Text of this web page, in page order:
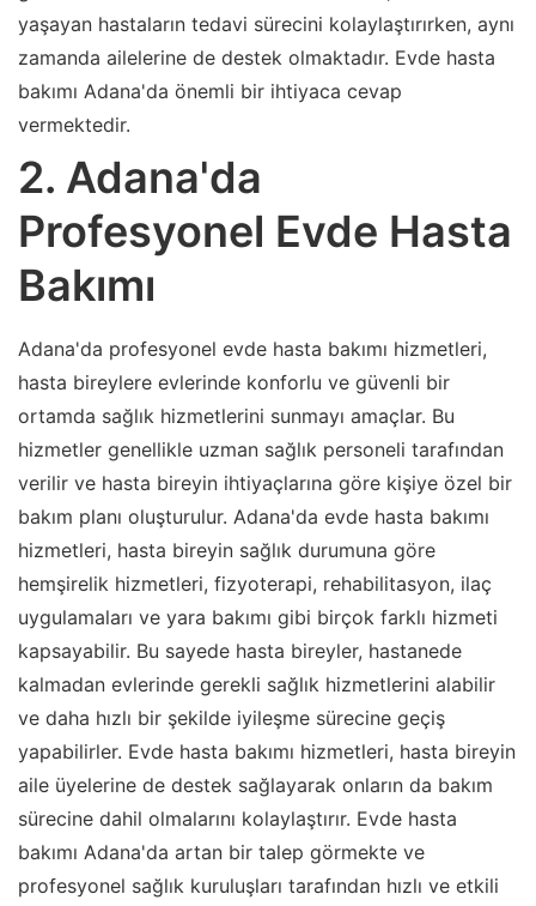
yaşayan hastaların tedavi sürecini kolaylaştırırken, aynı
zamanda ailelerine de destek olmaktadır. Evde hasta
bakımı Adana'da önemli bir ihtiyaca cevap
vermektedir.
2. Adana'da
Profesyonel Evde Hasta
Bakımı
Adana'da profesyonel evde hasta bakımı hizmetleri,
hasta bireylere evlerinde konforlu ve güvenli bir
ortamda sağlık hizmetlerini sunmayı amaçlar. Bu
hizmetler genellikle uzman sağlık personeli tarafından
verilir ve hasta bireyin ihtiyaçlarına göre kişiye özel bir
bakım planı oluşturulur. Adana'da evde hasta bakımı
hizmetleri, hasta bireyin sağlık durumuna göre
hemşirelik hizmetleri, fizyoterapi, rehabilitasyon, ilaç
uygulamaları ve yara bakımı gibi birçok farklı hizmeti
kapsayabilir. Bu sayede hasta bireyler, hastanede
kalmadan evlerinde gerekli sağlık hizmetlerini alabilir
ve daha hızlı bir şekilde iyileşme sürecine geçiş
yapabilirler. Evde hasta bakımı hizmetleri, hasta bireyin
aile üyelerine de destek sağlayarak onların da bakım
sürecine dahil olmalarını kolaylaştırır. Evde hasta
bakımı Adana'da artan bir talep görmekte ve
profesyonel sağlık kuruluşları tarafından hızlı ve etkili